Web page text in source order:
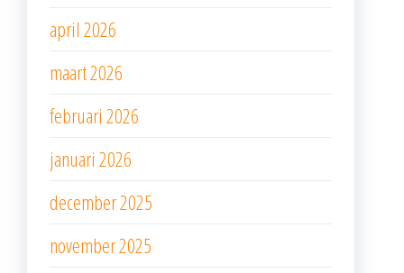
april 2026
maart 2026
februari 2026
januari 2026
december 2025
november 2025